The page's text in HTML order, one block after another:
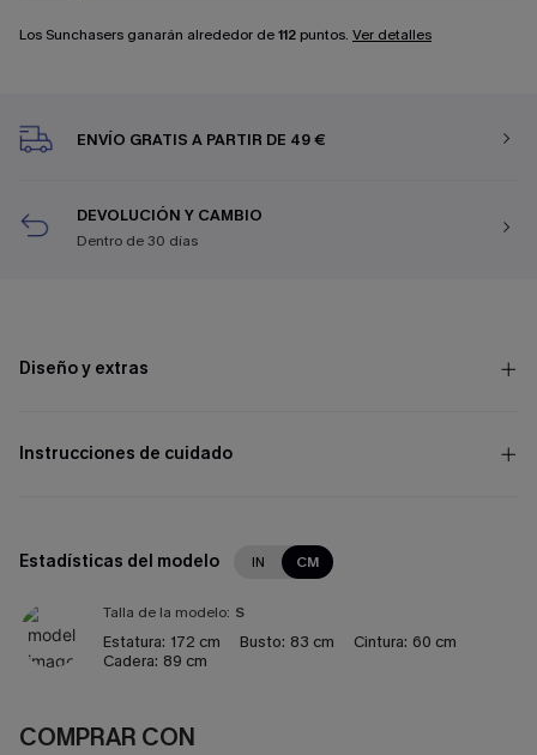
Los Sunchasers ganarán alrededor de112 puntos. Ver detalles
ENVÍO GRATIS A PARTIR DE 49 €
DEVOLUCIÓN Y CAMBIO
Dentro de 30 días
Diseño y extras
Instrucciones de cuidado
Estadísticas del modelo IN CM
Talla de la modelo: S
Estatura: 172 cm Busto: 83 cm Cintura: 60 cm
Cadera: 89 cm
COMPRAR CON